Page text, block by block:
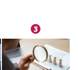
3